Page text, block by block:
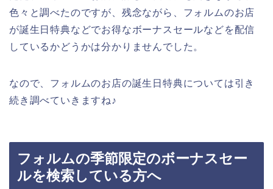
色々と調べたのですが、残念ながら、フォルムのお店
が誕生日特典などでお得なボーナスセールなどを配信
しているかどうかは分かりませんでした。
なので、フォルムのお店の誕生日特典については引き
続き調べていきますね♪
フォルムの季節限定のボーナスセー
ルを検索している方へ